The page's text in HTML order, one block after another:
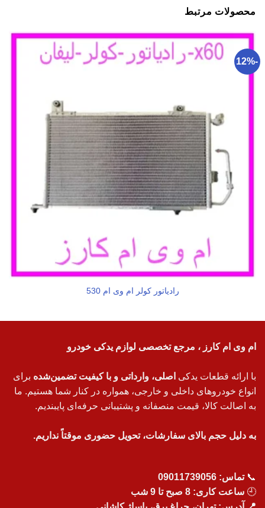
محصولات مرتبط
-12%
رادیاتور کولر ام وی ام 530
ام وی ام کارز ، مرجع تخصصی لوازم یدکی خودرو
با ارائه قطعات یدکی اصلی، وارداتی و با کیفیت تضمین‌شده برای
انواع خودروهای داخلی و خارجی، همواره در کنار شما هستیم. ما
به اصالت کالا، قیمت منصفانه و پشتیبانی حرفه‌ای پایبندیم.
به دلیل حجم بالای سفارشات، تحویل حضوری موقتاً نداریم.
📞تماس: 09011739056
🕘 ساعت کاری: 8 صبح تا 9 شب